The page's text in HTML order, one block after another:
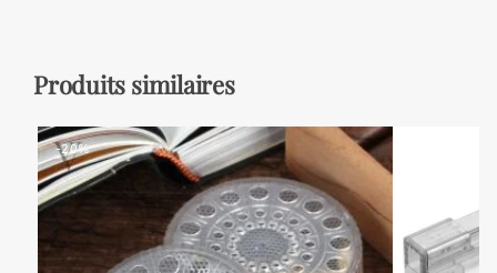
Produits similaires
-20%